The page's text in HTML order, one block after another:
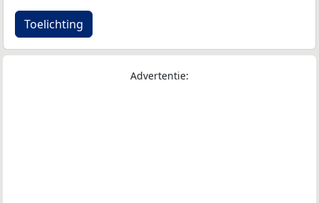
Toelichting
Advertentie: